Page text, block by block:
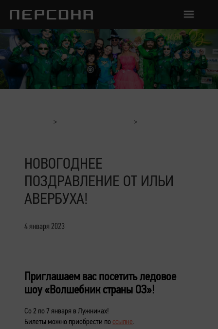
НОВОГОДНЕЕ
ПОЗДРАВЛЕНИЕ ОТ ИЛЬИ
АВЕРБУХА!
4 января 2023
Приглашаем вас посетить ледовое
шоу «Волшебник страны ОЗ»!
Со 2 по 7 января в Лужниках!
Билеты можно приобрести по ссылке